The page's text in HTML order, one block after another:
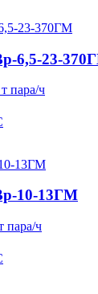
6,5-23-
пара/ч
10-13ГМ
пара/ч